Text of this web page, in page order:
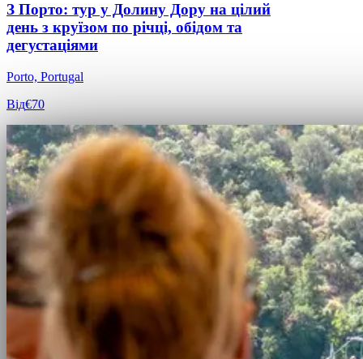
З Порто: тур у Долину Дору на цілий
день з круїзом по річці, обідом та
дегустаціями
Porto, Portugal
Від€70